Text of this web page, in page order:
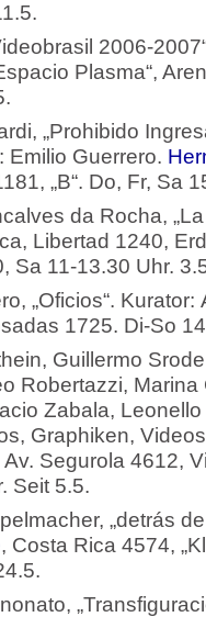
2006-
Plasma“,
„Prohibido
Emilio Guerrero.
„B“. Do, Fr, Sa
da Rocha,
Libertad 1240,
Sa 11-13.30 Uhr.
„Oficios“.
1725. Di-So
Guillermo
Robertazzi,
Zabala,
Graphiken,
Av. Segurola 4612,
Seit 5.5.
„detrás
, Costa Rica 4574,